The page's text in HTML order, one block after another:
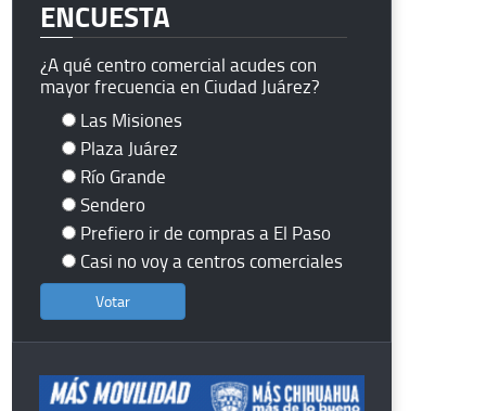
ENCUESTA
¿A qué centro comercial acudes con
mayor frecuencia en Ciudad Juárez?
Las Misiones
Plaza Juárez
Río Grande
Sendero
Prefiero ir de compras a El Paso
Casi no voy a centros comerciales